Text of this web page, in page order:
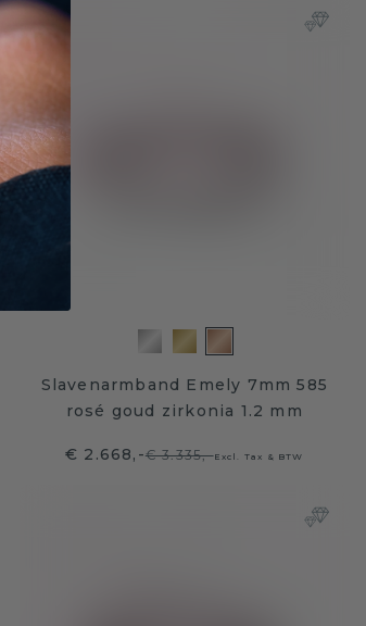
Slavenarmband Emely 7mm 585
rosé goud zirkonia 1.2 mm
€ 2.668,-€ 3.335,-Excl. Tax & BTW